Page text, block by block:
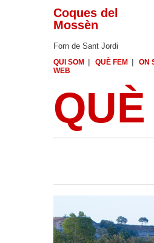
Coques del
Mossèn
Forn de Sant Jordi
QUI SOM QUÈ FEM ON
WEB